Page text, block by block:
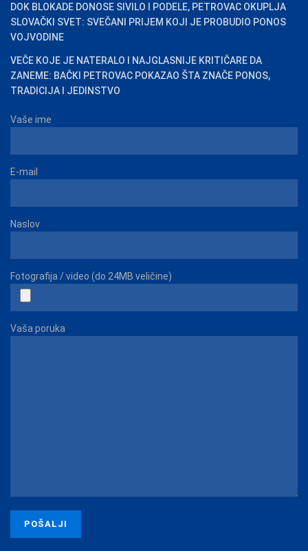
DOK BLOKADE DONOSE SIVILO I PODELE, PETROVAC OKUPLJA
SLOVAČKI SVET: SVEČANI PRIJEM KOJI JE PROBUDIO PONOS
VOJVODINE
VEČE KOJE JE NATERALO I NAJGLASNIJE KRITIČARE DA
ZANEME: BAČKI PETROVAC POKAZAO ŠTA ZNAČE PONOS,
TRADICIJA I JEDINSTVO
Vaše ime
E-mail
Naslov
Fotografija / video (do 24MB veličine)
Vaša poruka